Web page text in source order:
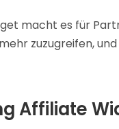
macht es für
zuzugreifen,
Affiliate